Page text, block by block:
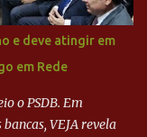
dos mais icônicos
Itatiaia Fonte:
SITUAÇÃO DO
AÇÕES DO CLUBE
e deve atingir em
em Rede
o PSDB. Em
VEJA revela